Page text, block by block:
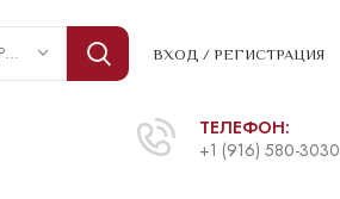
ВЫБРАТЬ КАТЕГОРИЮ ВХОД / РЕГИСТРАЦИЯ
ТЕЛЕФОН:
+1 (916) 580-3030